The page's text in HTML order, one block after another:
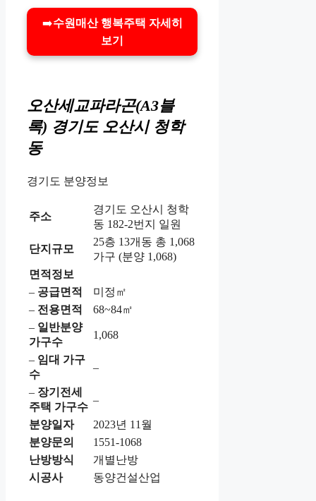
➡️수원매산 행복주택 자세히
보기
오산세교파라곤(A3블
록) 경기도 오산시 청학
동
경기도 분양정보
주소
경기도 오산시 청학
동 182-2번지 일원
단지규모
25층 13개동 총 1,068
가구 (분양 1,068)
면적정보
– 공급면적
미정㎡
– 전용면적
68~84㎡
– 일반분양
가구수
1,068
– 임대 가구
수
–
– 장기전세
주택 가구수
–
분양일자
2023년 11월
분양문의
1551-1068
난방방식
개별난방
시공사
동양건설산업